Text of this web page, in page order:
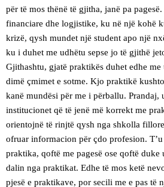
për të mos thënë të gjitha, janë pa
financiare dhe logjistike, ku në një kohë
krizë, qysh mundet një student apo një
ku i duhet me udhëtu sepse jo të gjithë
Gjithashtu, gjatë praktikës duhet edhe
dimë çmimet e sotme. Kjo praktikë
kanë mundësi për me i përballu. Prandaj,
institucionet që të jenë më korrekt me
orientojnë të rinjtë qysh nga shkolla
ofruar informacion për çdo profesion.
praktika, qoftë me pagesë ose qoftë duke
dalin nga praktikat. Edhe të mos ketë
pjesë e praktikave, por secili me e pas të